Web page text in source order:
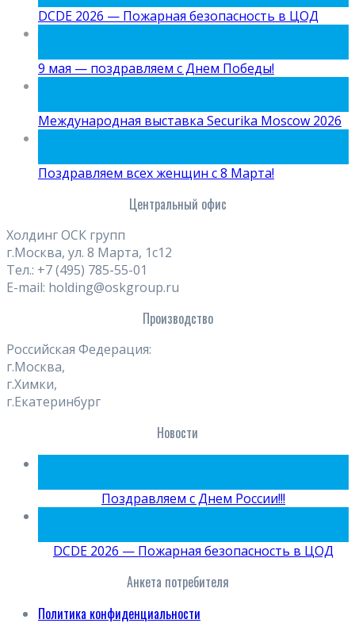
DCDE 2026 — Пожарная безопасность в ЦОД
9 мая — поздравляем с Днем Победы!
Международная выставка Securika Moscow 2026
Поздравляем всех женщин с 8 Марта!
Центральный офис
Холдинг ОСК групп
г.Москва, ул. 8 Марта, 1с12
Тел.: +7 (495) 785-55-01
E-mail: holding@oskgroup.ru
Производство
Российская Федерация:
г.Москва,
г.Химки,
г.Екатеринбург
Новости
Поздравляем с Днем России!!!
DCDE 2026 — Пожарная безопасность в ЦОД
Анкета потребителя
Политика конфиденциальности